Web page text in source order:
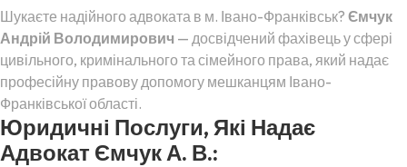
Шукаєте надійного адвоката в м. Івано-Франківськ? Ємчук
Андрій Володимирович — досвідчений фахівець у сфері
цивільного, кримінального та сімейного права, який надає
професійну правову допомогу мешканцям Івано-
Франківської області.
Юридичні Послуги, Які Надає
Адвокат Ємчук А. В.: